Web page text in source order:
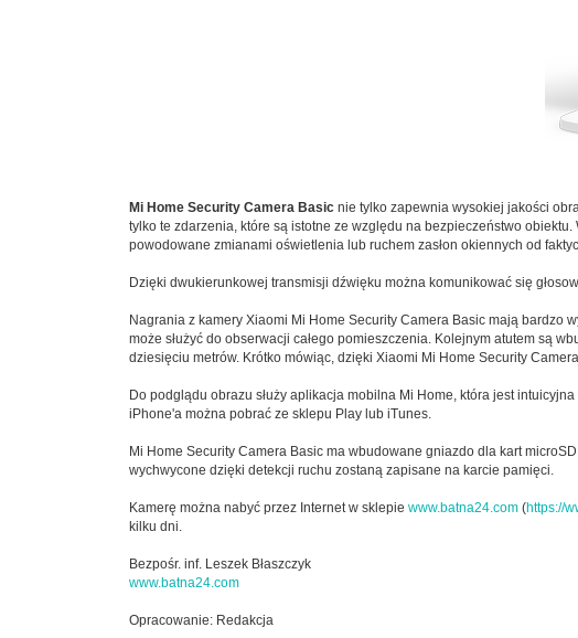
Mi Home Security Camera Basic nie tylko zapewnia wysokiej jakości
tylko te zdarzenia, które są istotne ze względu na bezpieczeństwo
powodowane zmianami oświetlenia lub ruchem zasłon okiennych od
Dzięki dwukierunkowej transmisji dźwięku można komunikować się
Nagrania z kamery Xiaomi Mi Home Security Camera Basic mają bardzo
może służyć do obserwacji całego pomieszczenia. Kolejnym atutem są
dziesięciu metrów. Krótko mówiąc, dzięki Xiaomi Mi Home Security
Do podglądu obrazu służy aplikacja mobilna Mi Home, która jest
iPhone'a można pobrać ze sklepu Play lub iTunes.
Mi Home Security Camera Basic ma wbudowane gniazdo dla kart
wychwycone dzięki detekcji ruchu zostaną zapisane na karcie pamięci.
Kamerę można nabyć przez Internet w sklepie www.batna24.com (https://
kilku dni.
Bezpośr. inf. Leszek Błaszczyk
www.batna24.com
Opracowanie: Redakcja